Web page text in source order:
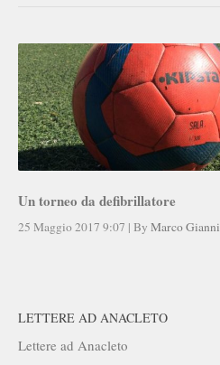
Un torneo da defibrillatore
25 Maggio 2017 9:07 | By Marco Gianni
LETTERE AD ANACLETO
Lettere ad Anacleto